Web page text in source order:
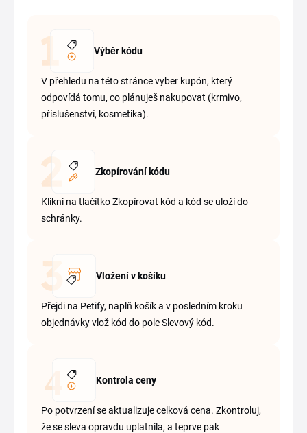
Výběr kódu
V přehledu na této stránce vyber kupón, který
odpovídá tomu, co plánuješ nakupovat (krmivo,
příslušenství, kosmetika).
Zkopírování kódu
Klikni na tlačítko Zkopírovat kód a kód se uloží do
schránky.
Vložení v košíku
Přejdi na Petify, naplň košík a v posledním kroku
objednávky vlož kód do pole Slevový kód.
Kontrola ceny
Po potvrzení se aktualizuje celková cena. Zkontroluj,
že se sleva opravdu uplatnila, a teprve pak